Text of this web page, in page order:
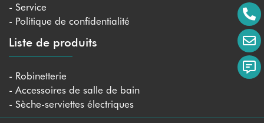
- Service
- Politique de confidentialité
Liste de produits
- Robinetterie
- Accessoires de salle de bain
- Sèche-serviettes électriques